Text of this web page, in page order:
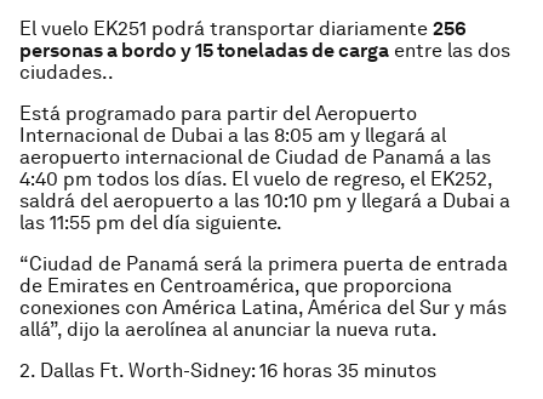
El vuelo EK251 podrá transportar diariamente 256
personas a bordo y 15 toneladas de carga entre las dos
ciudades..
Está programado para partir del Aeropuerto
Internacional de Dubai a las 8:05 am y llegará al
aeropuerto internacional de Ciudad de Panamá a las
4:40 pm todos los días. El vuelo de regreso, el EK252,
saldrá del aeropuerto a las 10:10 pm y llegará a Dubai a
las 11:55 pm del día siguiente.
“Ciudad de Panamá será la primera puerta de entrada
de Emirates en Centroamérica, que proporciona
conexiones con América Latina, América del Sur y más
allá”, dijo la aerolínea al anunciar la nueva ruta.
2. Dallas Ft. Worth-Sidney: 16 horas 35 minutos